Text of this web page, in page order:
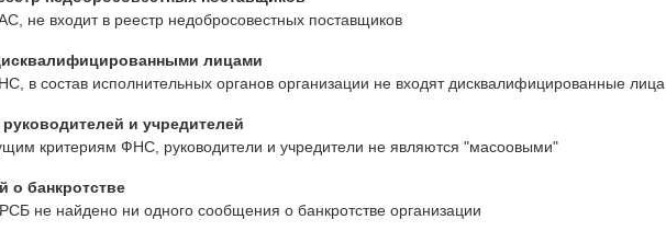
не входит в реестр недобросовестных поставщиков
лицами
в состав исполнительных органов организации не входят дисквалифицированные лица
и учредителей
критериям ФНС, руководители и учредители не являются "масоовыми"
о банкротстве
не найдено ни одного сообщения о банкротстве организации